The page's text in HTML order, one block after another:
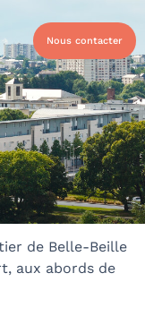
Nous contacter
de Belle-Beille
aux abords de